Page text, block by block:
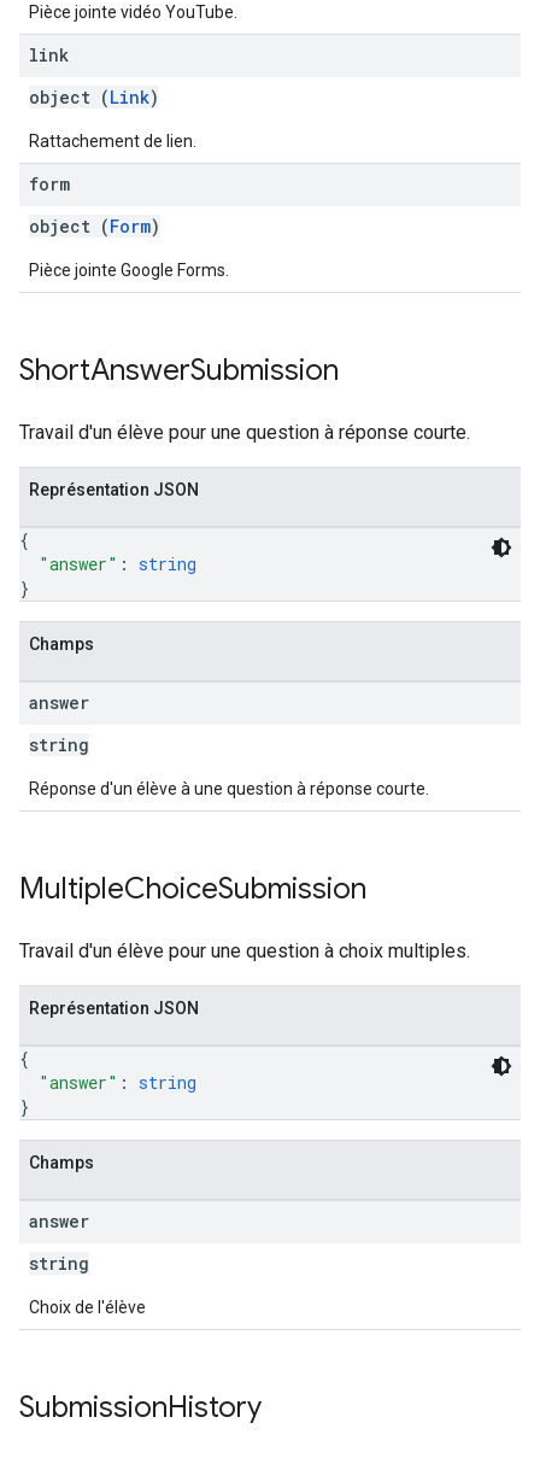
Pièce jointe vidéo YouTube.
link
object (Link)
Rattachement de lien.
form
object (Form)
Pièce jointe Google Forms.
ShortAnswerSubmission
Travail d'un élève pour une question à réponse courte.
Représentation JSON
{
"answer" : string
}
Champs
answer
string
Réponse d'un élève à une question à réponse courte.
MultipleChoiceSubmission
Travail d'un élève pour une question à choix multiples.
Représentation JSON
{
"answer" : string
}
Champs
answer
string
Choix de l'élève
SubmissionHistory